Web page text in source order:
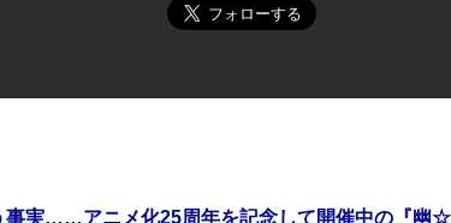
事実……アニメ化25周年を記念して開催中の『幽